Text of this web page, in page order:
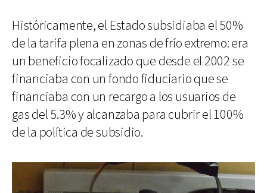
Históricamente, el Estado subsidiaba el 50%
de la tarifa plena en zonas de frío extremo: era
un beneficio focalizado que desde el 2002 se
financiaba con un fondo fiduciario que se
financiaba con un recargo a los usuarios de
gas del 5.3% y alcanzaba para cubrir el 100%
de la política de subsidio.